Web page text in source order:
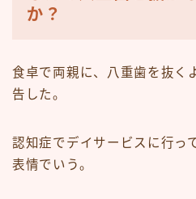
か？
食卓で両親に、八重歯を抜く
告した。
認知症でデイサービスに行っ
表情でいう。